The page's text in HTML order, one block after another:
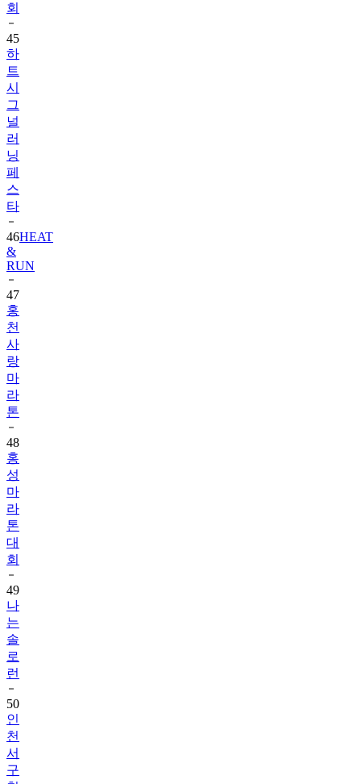
회
45
하
트
시
그
널
러
닝
페
스
타
46HEAT
&
RUN
47
홍
천
사
랑
마
라
톤
48
홍
성
마
라
톤
대
회
49
나
는
솔
로
런
50
인
천
서
구